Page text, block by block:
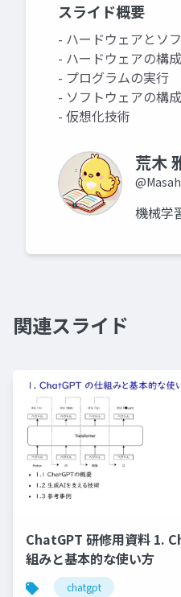
スライド概要
- ハードウェアとソ
- ハードウェアの構成
- プログラムの実行
- ソフトウェアの構成
- 仮想化技術
荒木
機械学
関連スライド
ChatGPT 研修用資料 1.
組みと基本的な使い⽅
chatgpt